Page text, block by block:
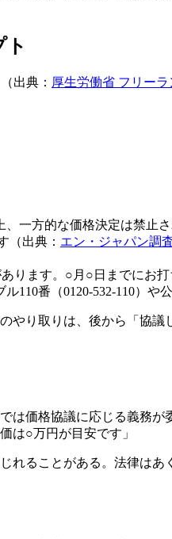
出典： 厚生労働省 フリー
一方的な価格決定は禁止
（出典： エン・ジャパン調
ります。○月○日までにお
110番（0120-532-110）や
り取りは、後から「協議
は価格協議に応じる義務
は○万円が目安です」
ることがある。法律は